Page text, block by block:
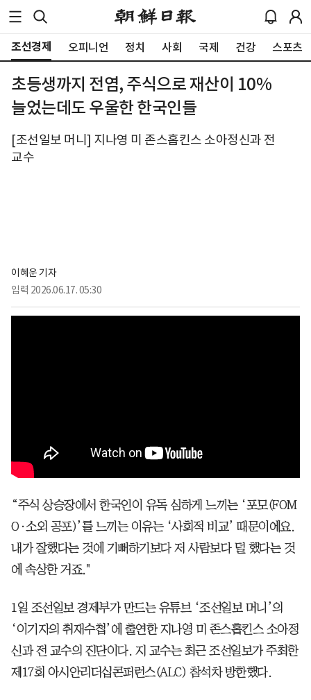
조선경제 오피니언 정치 사회 국제 건강 스포츠
초등생까지 전염, 주식으로 재산이 10%
늘었는데도 우울한 한국인들
[조선일보 머니] 지나영 미 존스홉킨스 소아정신과 전
교수
이혜운 기자
입력 2026.06.17. 05:30
“주식 상승장에서 한국인이 유독 심하게 느끼는 ‘포모(FOM
O·소외 공포)’를 느끼는 이유는 ‘사회적 비교’ 때문이에요.
내가 잘했다는 것에 기뻐하기보다 저 사람보다 덜 했다는 것
에 속상한 거죠."
1일 조선일보 경제부가 만드는 유튜브 ‘조선일보 머니’의
‘이기자의 취재수첩’에 출연한 지나영 미 존스홉킨스 소아정
신과 전 교수의 진단이다. 지 교수는 최근 조선일보가 주최한
제17회 아시안리더십콘퍼런스(ALC) 참석차 방한했다.